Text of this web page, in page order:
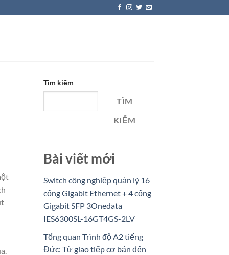
Tìm kiếm
TÌM
KIẾM
Bài viết mới
Switch công nghiệp quản lý 16
cổng Gigabit Ethernet + 4 cổng
Gigabit SFP 3Onedata
IES6300SL-16GT4GS-2LV
Tổng quan Trình độ A2 tiếng
Đức: Từ giao tiếp cơ bản đến